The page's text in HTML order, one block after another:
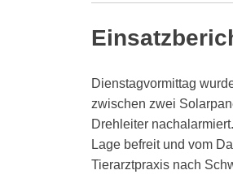
Dienstagvormittag
zwischen zwei
Drehleiter
Lage befreit und vom
Tierarztpraxis nach